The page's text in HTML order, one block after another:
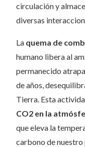
circulación y
diversas
La quema de
humano libera al
permanecido
de años,
Tierra. Esta
CO2 en la
que eleva la
carbono de